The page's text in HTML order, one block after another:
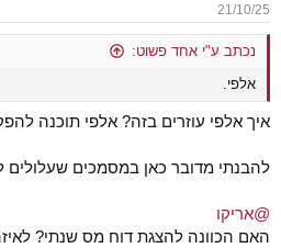
s
:
21/10/25
נכתב ע"י אחד פשוט:
אלפי.
איך אלפי עוזרים בזה? אלפי תוכנה
להבנתי מדובר כאן במסמכים שעלולים
@אריקו
האם הכוונה להצגת דוח מס שנתי?